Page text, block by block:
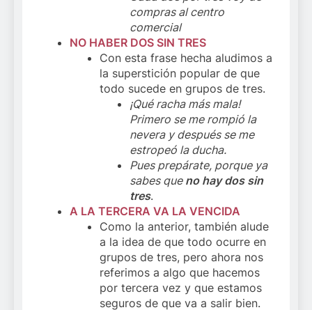
compras al centro
comercial
NO HABER DOS SIN TRES
Con esta frase hecha aludimos a
la superstición popular de que
todo sucede en grupos de tres.
¡Qué racha más mala!
Primero se me rompió la
nevera y después se me
estropeó la ducha.
Pues prepárate, porque ya
sabes queno hay dos sin
tres.
A LA TERCERA VA LA VENCIDA
Como la anterior, también alude
a la idea de que todo ocurre en
grupos de tres, pero ahora nos
referimos a algo que hacemos
por tercera vez y que estamos
seguros de que va a salir bien.